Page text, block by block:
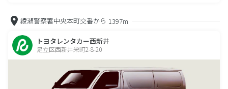
綾瀬警察署中央本町交番から 1397m
トヨタレンタカー西新井
足立区西新井栄町2-8-20